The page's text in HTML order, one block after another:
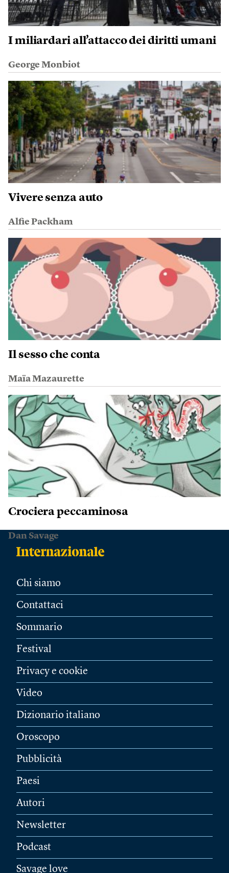
I miliardari all’attacco dei diritti umani
George Monbiot
Vivere senza auto
Alfie Packham
Il sesso che conta
Maïa Mazaurette
Crociera peccaminosa
Dan Savage
Chi siamo
Contattaci
Sommario
Festival
Privacy e cookie
Video
Dizionario italiano
Oroscopo
Pubblicità
Paesi
Autori
Newsletter
Podcast
Savage love